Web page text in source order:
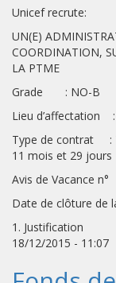
Unicef recrute:
UN(E)
COORDINATION,
LA PTME
Grade : NO-B
Lieu d’affectation
Type de contrat :
11 mois et 29 jours
Avis de Vacance
Date de clôture de
1. Justification
18/12/2015 - 11:07